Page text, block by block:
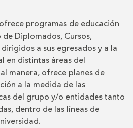
programas de educación
Diplomados, Cursos,
a sus egresados y a la
en distintas áreas del
manera, ofrece planes de
a la medida de las
del grupo y/o entidades tanto
dentro de las líneas de